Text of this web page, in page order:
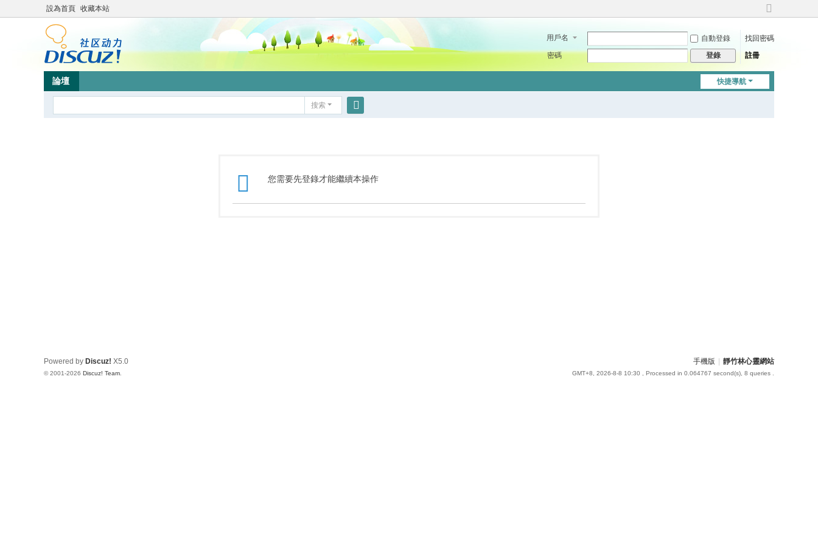
設為首頁 收藏本站
切
到
用戶名 自動登錄
找回密碼
密碼
登錄 註冊
快捷導航
論壇
搜索
您需要先登錄才能繼續本操作
手機版 靜竹林心靈網站
GMT+8, 2026-8-8 10:30 , Processed in 0.064767 second(s), 8 queries .
Powered by Discuz! X5.0
© 2001-2026 Discuz! Team